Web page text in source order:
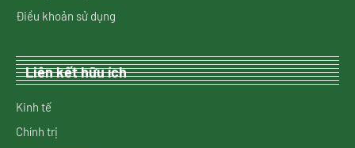
Điều khoản sử dụng
Liên kết hữu ích
Kinh tế
Chính trị